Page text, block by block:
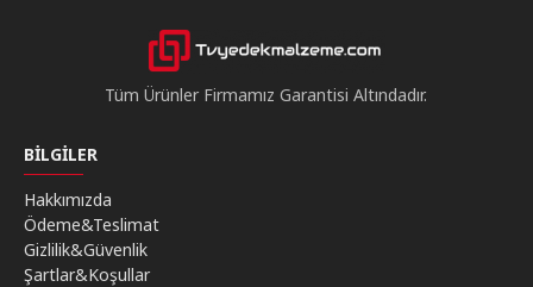
Tüm Ürünler Firmamız Garantisi Altındadır.
BILGILER
Hakkımızda
Ödeme&Teslimat
Gizlilik&Güvenlik
Şartlar&Koşullar